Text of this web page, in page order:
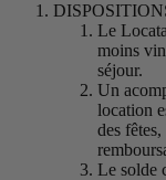
Le
moins
séjour.
Un
location
des
Le solde